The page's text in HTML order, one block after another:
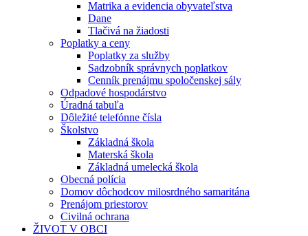
Matrika a evidencia obyvateľstva
Dane
Tlačivá na žiadosti
Poplatky a ceny
Poplatky za služby
Sadzobník správnych poplatkov
Cenník prenájmu spoločenskej sály
Odpadové hospodárstvo
Úradná tabuľa
Dôležité telefónne čísla
Školstvo
Základná škola
Materská škola
Základná umelecká škola
Obecná polícia
Domov dôchodcov milosrdného samaritána
Prenájom priestorov
Civilná ochrana
ŽIVOT V OBCI